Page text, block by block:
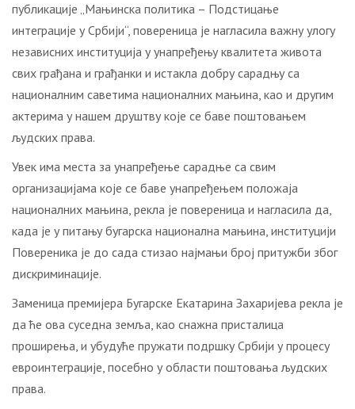
публикације „Мањинска политика – Подстицање
интеграције у Србији“, повереница је нагласила важну улогу
независних институција у унапређењу квалитета живота
свих грађана и грађанки и истакла добру сарадњу са
националним саветима националних мањина, као и другим
актерима у нашем друштву које се баве поштовањем
људских права.
Увек има места за унапређење сарадње са свим
организацијама које се баве унапређењем положаја
националних мањина, рекла је повереница и нагласила да,
када је у питању бугарска национална мањина, институцији
Повереника је до сада стизао најмањи број притужби због
дискриминације.
Заменица премијера Бугарске Екатарина Захаријева рекла је
да ће ова суседна земља, као снажна присталица
проширења, и убудуће пружати подршку Србији у процесу
евроинтеграцијe, посебно у области поштовања људских
права.